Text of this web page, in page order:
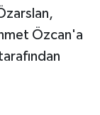
Özcan'a